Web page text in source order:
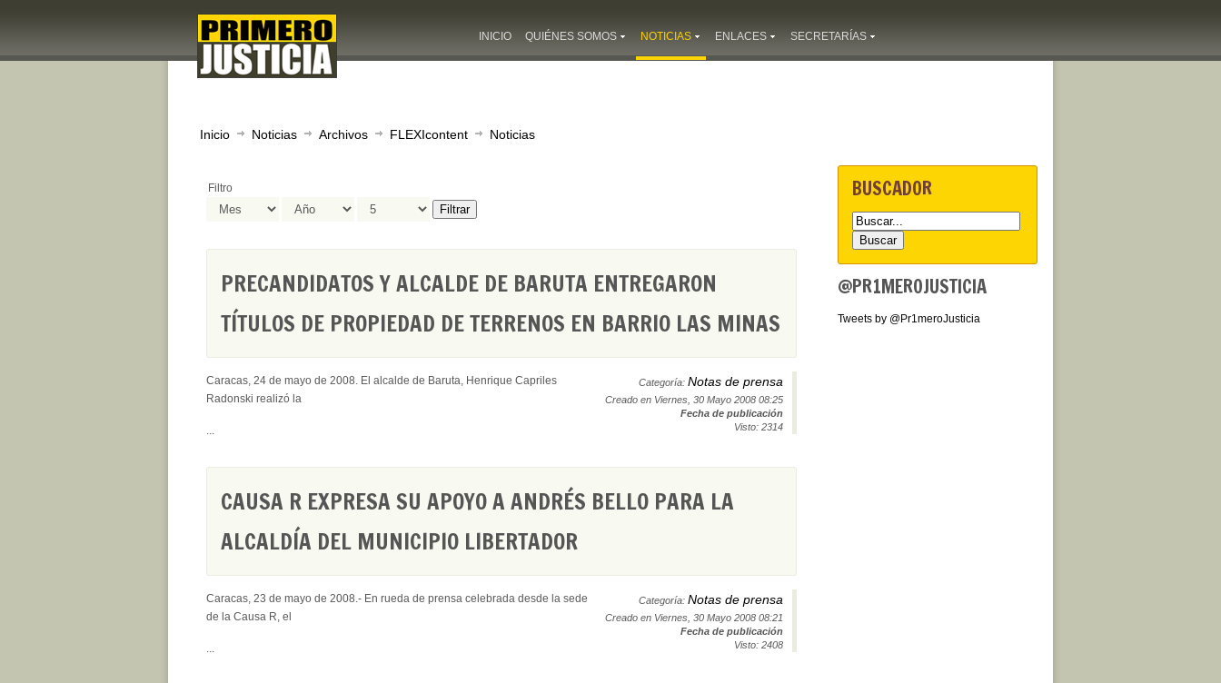
INICIO QUIÉNES SOMOS NOTICIAS ENLACES SECRETARÍAS
Inicio Noticias Archivos FLEXIcontent Noticias
Filtro
Filtrar
PRECANDIDATOS Y ALCALDE DE BARUTA ENTREGARON
TÍTULOS DE PROPIEDAD DE TERRENOS EN BARRIO LAS MINAS
Categoría: Notas de prensa
Creado en Viernes, 30 Mayo 2008 08:25
Fecha de publicación
Visto: 2314
Caracas, 24 de mayo de 2008. El alcalde de Baruta, Henrique Capriles
Radonski realizó la
...
CAUSA R EXPRESA SU APOYO A ANDRÉS BELLO PARA LA
ALCALDÍA DEL MUNICIPIO LIBERTADOR
Categoría: Notas de prensa
Creado en Viernes, 30 Mayo 2008 08:21
Fecha de publicación
Visto: 2408
Caracas, 23 de mayo de 2008.- En rueda de prensa celebrada desde la sede
de la Causa R, el
...
BUSCADOR
@PR1MEROJUSTICIA
Tweets by @Pr1meroJusticia